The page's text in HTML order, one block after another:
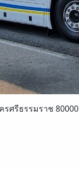
ศรีธรรมราช 80000